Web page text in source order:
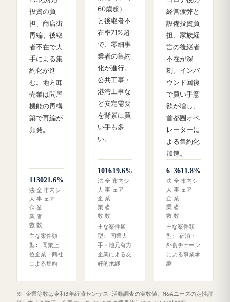
投資の負
担、商店街
再編、後継
者不在で大
手による集
約化が進
む。地方卸
売業は問屋
機能の再構
築で再編が
頻発。
11
法
人
企
業
数
30
全
事
業
者
数
21.6%
市内シ
ェア
主な案件類
型: 同業上
位企業・商社
による集約
60歳超）
と後継者不
在率71%超
で、零細事
業者の集約
化が進行。
公共工事・
港湾工事な
ど安定需要
を背景に買
い手も多
い。
10
法
人
企
業
数
16
全
事
業
者
数
19.6%
市内シ
ェア
主な案件類
型: 同業大
手・地元有力
企業による友
好的承継
経営疲弊と
設備投資負
担、家族経
営の後継者
不在が深
刻。インバ
ウンド回復
で買い手意
欲が増し、
首都圏オペ
レーターに
よる集約化
加速。
6
法
人
企
業
数
36
全
事
業
者
数
11.8%
市内シ
ェア
主な案件類
型: 宿泊・
外食チェーン
による事業承
継
※ 企業等数は令和3年経済センサス‐活動調査の実数値。M&Aニーズの定性評